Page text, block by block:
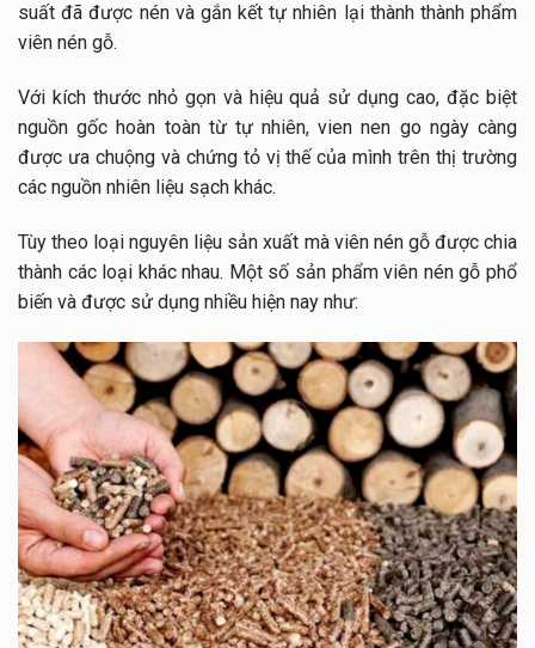
suất đã được nén và gắn kết tự nhiên lại thành thành phẩm
viên nén gỗ.
Với kích thước nhỏ gọn và hiệu quả sử dụng cao, đặc biệt
nguồn gốc hoàn toàn từ tự nhiên, vien nen go ngày càng
được ưa chuộng và chứng tỏ vị thế của mình trên thị trường
các nguồn nhiên liệu sạch khác.
Tùy theo loại nguyên liệu sản xuất mà viên nén gỗ được chia
thành các loại khác nhau. Một số sản phẩm viên nén gỗ phổ
biến và được sử dụng nhiều hiện nay như: